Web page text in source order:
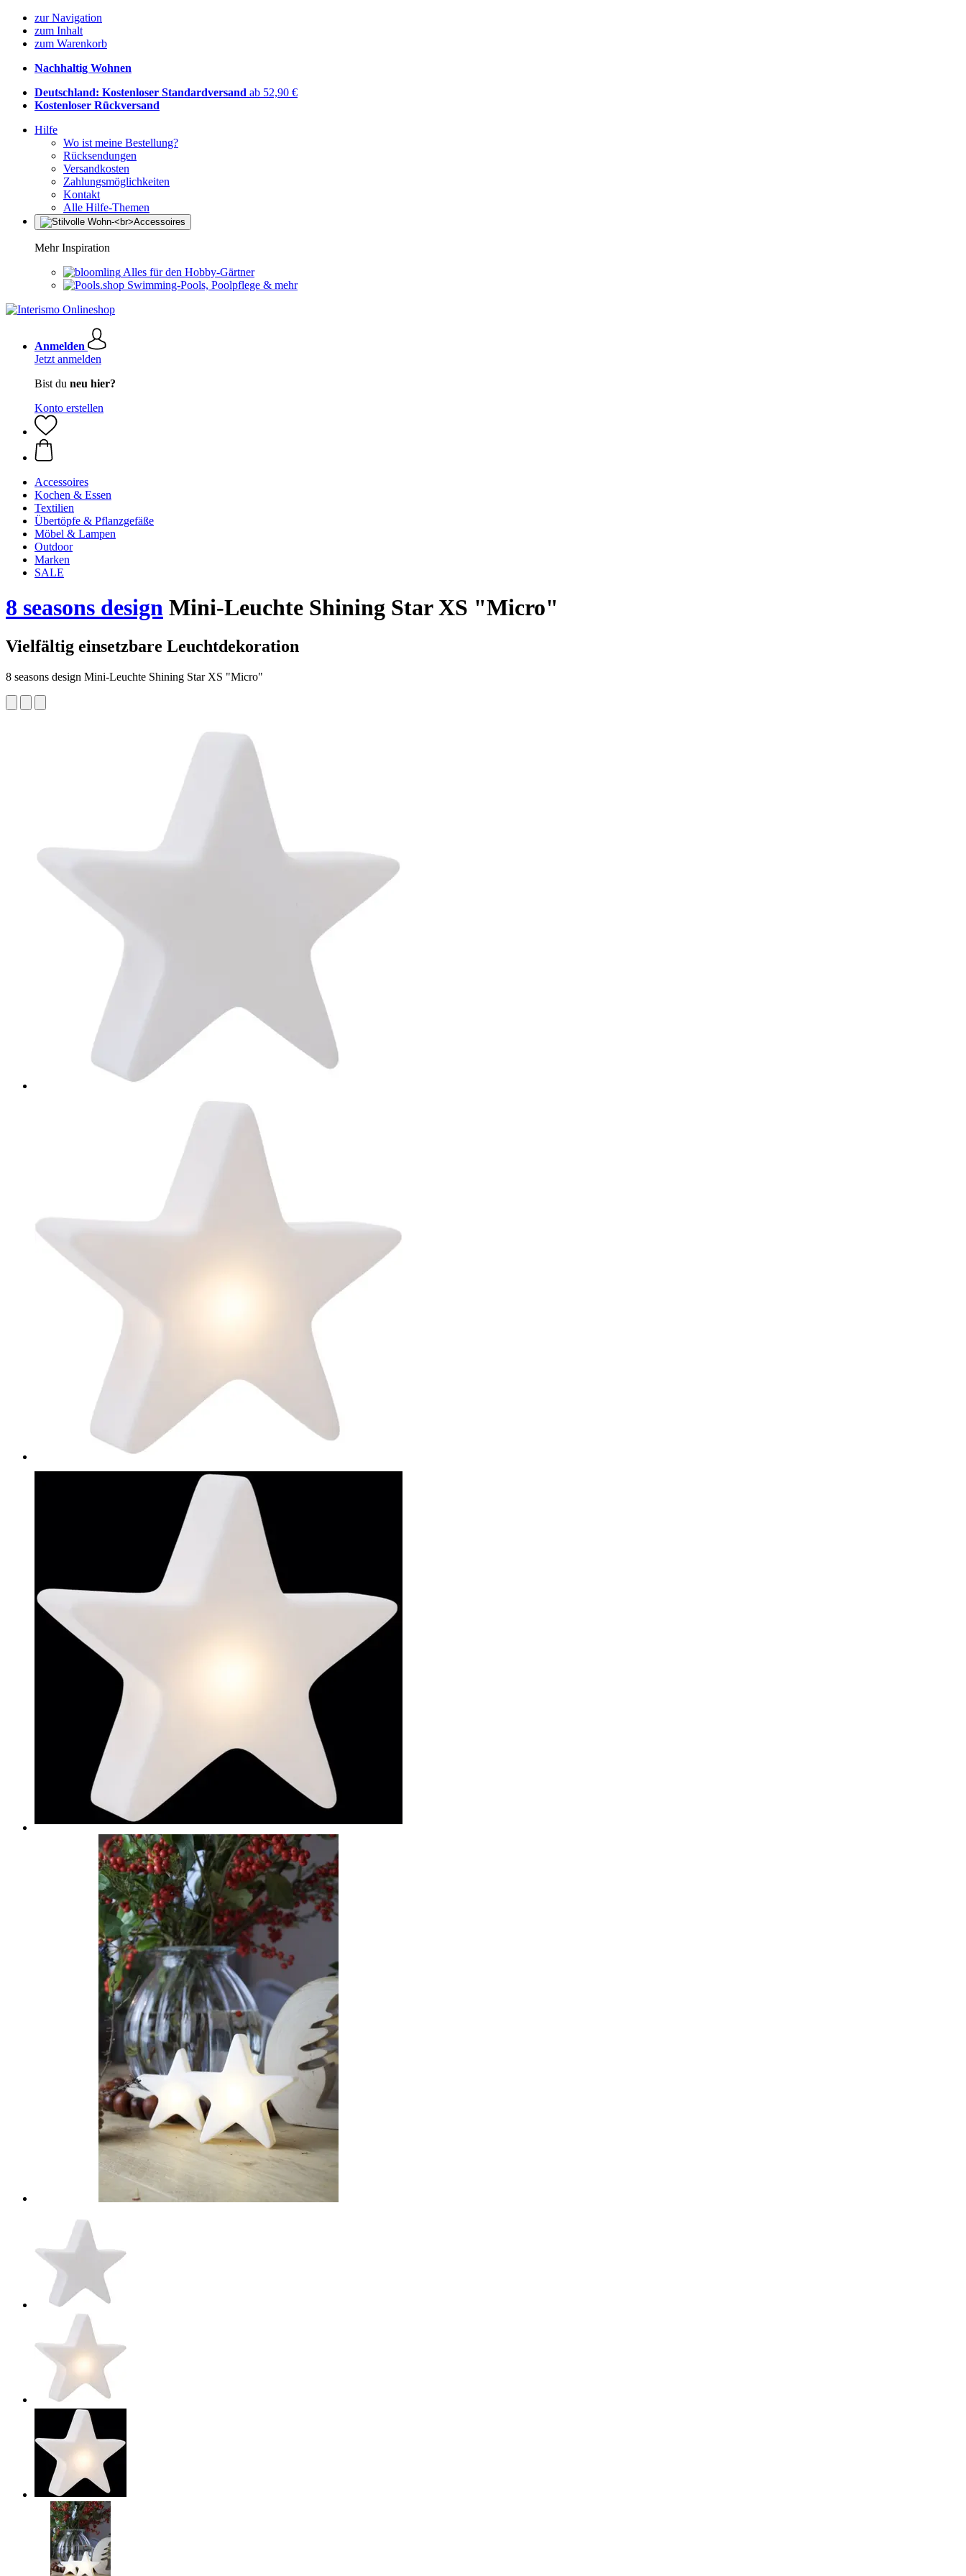
zur Navigation
zum Inhalt
zum Warenkorb
Nachhaltig Wohnen
Deutschland: Kostenloser Standardversand ab 52,90 €
Kostenloser Rückversand
Hilfe
Wo ist meine Bestellung?
Rücksendungen
Versandkosten
Zahlungsmöglichkeiten
Kontakt
Alle Hilfe-Themen
Mehr Inspiration
Alles für den Hobby-Gärtner
Swimming-Pools, Poolpflege & mehr
Anmelden
Jetzt anmelden
Bist du neu hier?
Konto erstellen
Accessoires
Kochen & Essen
Textilien
Übertöpfe & Pflanzgefäße
Möbel & Lampen
Outdoor
Marken
SALE
8 seasons design Mini-Leuchte Shining Star XS "Micro"
Vielfältig einsetzbare Leuchtdekoration
8 seasons design Mini-Leuchte Shining Star XS "Micro"